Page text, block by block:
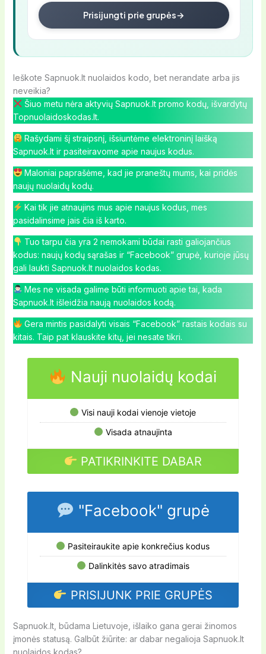
Prisijungti prie grupės→
Ieškote Sapnuok.lt nuolaidos kodo, bet nerandate arba jis
neveikia?
Šiuo metu nėra aktyvių Sapnuok.lt promo kodų, išvardytų
Topnuolaidoskodas.lt.
Rašydami šį straipsnį, išsiuntėme elektroninį laišką
Sapnuok.lt ir pasiteiravome apie naujus kodus.
Maloniai paprašėme, kad jie praneštų mums, kai pridės
naujų nuolaidų kodų.
Kai tik jie atnaujins mus apie naujus kodus, mes
pasidalinsime jais čia iš karto.
Tuo tarpu čia yra 2 nemokami būdai rasti galiojančius
kodus: naujų kodų sąrašas ir “Facebook” grupė, kurioje jūsų
gali laukti Sapnuok.lt nuolaidos kodas.
Mes ne visada galime būti informuoti apie tai, kada
Sapnuok.lt išleidžia naują nuolaidos kodą.
Gera mintis pasidalyti visais “Facebook” rastais kodais su
kitais. Taip pat klauskite kitų, jei nesate tikri.
Nauji nuolaidų kodai
Visi nauji kodai vienoje vietoje
Visada atnaujinta
PATIKRINKITE DABAR
"Facebook" grupė
Pasiteiraukite apie konkrečius kodus
Dalinkitės savo atradimais
PRISIJUNK PRIE GRUPĖS
Sapnuok.lt, būdama Lietuvoje, išlaiko gana gerai žinomos
įmonės statusą. Galbūt žiūrite: ar dabar negalioja Sapnuok.lt
nuolaidos kodas?